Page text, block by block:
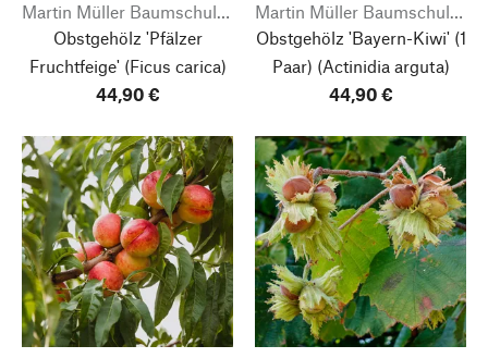
Martin Müller Baumschulen
Obstgehölz 'Pfälzer
Fruchtfeige'(Ficus carica)
44,90 €
Martin Müller Baumschulen
Obstgehölz 'Bayern-Kiwi' (1
Paar) (Actinidia arguta)
44,90 €